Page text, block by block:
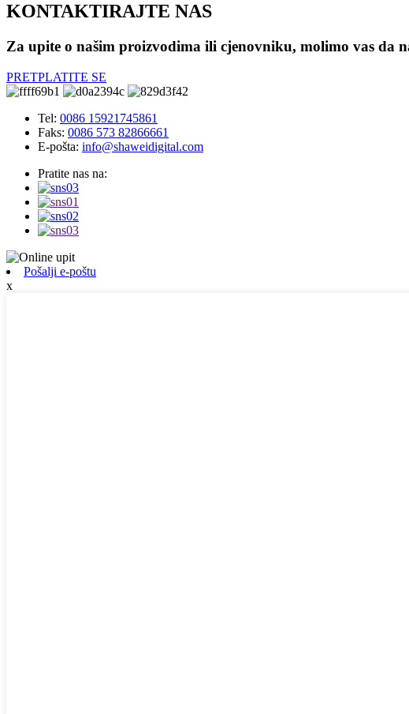
KONTAKTIRAJTE NAS
Za upite o našim proizvodima ili cjenovniku, molimo vas da
PRETPLATITE SE
Tel: 0086 15921745861
Faks: 0086 573 82866661
E-pošta: info@shaweidigital.com
Pratite nas na:
Pošalji e-poštu
x